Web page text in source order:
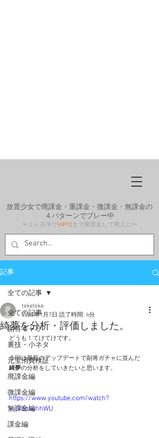
放置少女で廃課金・重課金・微課金・無課金の
４パターンでプレー中
〜１ヶ月半でVIP12まで廃課金して廃人に〜
記事
全ての記事
副将キャラ
裏技・小ネタ
元宝消費検証
廃課金編
微課金編
無課金編
課金編
全ての記事
綺夢を分析・評価しました。
teketeke
2022年1月7日 読了時間: 4分
どうも！てけてけです。
今回は最新のアップデートで副将ガチャに並んだ
綺夢の分析をしていきたいと思います。
https://www.youtube.com/watch?
v=liI8n4ohhWU